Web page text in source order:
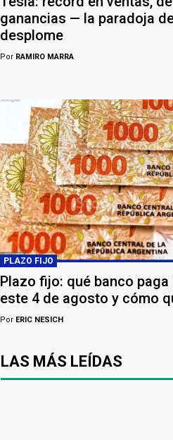
ganancias — la paradoja
desplome
Por RAMIRO MARRA
PLAZO FIJO
Plazo fijo: qué banco
este 4 de agosto y cómo
Por ERIC NESICH
LAS MÁS LEÍDAS